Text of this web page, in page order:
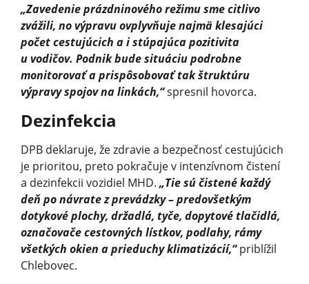
„Zavedenie prázdninového režimu sme citlivo
zvážili, no výpravu ovplyvňuje najmä klesajúci
počet cestujúcich a i stúpajúca pozitivita
u vodičov. Podnik bude situáciu podrobne
monitorovať a prispôsobovať tak štruktúru
výpravy spojov na linkách,“spresnil hovorca.
Dezinfekcia
DPB deklaruje, že zdravie a bezpečnosť cestujúcich
je prioritou, preto pokračuje v intenzívnom čistení
a dezinfekcii vozidiel MHD. „Tie sú čistené každý
deň po návrate z prevádzky – predovšetkým
dotykové plochy, držadlá, tyče, dopytové tlačidlá,
označovače cestovných lístkov, podlahy, rámy
všetkých okien a prieduchy klimatizácií,“priblížil
Chlebovec.